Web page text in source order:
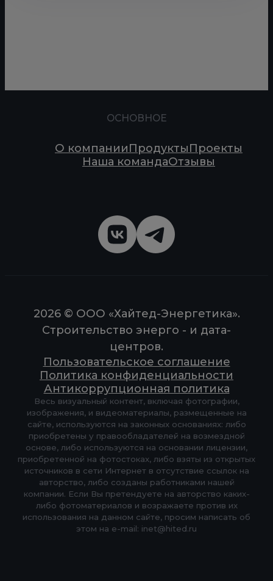
ОСНОВНОЕ
О компанииПродуктыПроекты
Наша командаОтзывы
2026 © ООО «Хайтед-Энергетика».
Строительство энерго - и дата-
центров.
Пользовательское соглашение
Политика конфиденциальности
Антикоррупционная политика
Весь визуальный контент, включая фотографии,
изображения, и видеоматериалы, размещенные на
сайте, используются на законных основаниях: либо
приобретены у правообладателей на возмездной
основе, либо используются на основании лицензии,
приобретенной на фотостоках, либо взяты из открытых
источников в сети Интернет в отсутствие ссылок на
авторство, либо созданы работниками нашей
компании. Если Вы претендуете на авторство каких-
либо фотоматериалов и возражаете против их
использования на данном сайте, просим написать об
этом на e-mail: inet@hited.ru